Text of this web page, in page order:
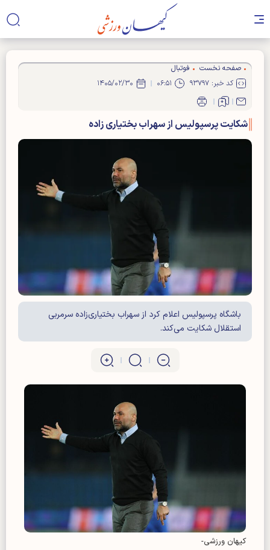
صفحه نخست
فوتبال
کد خبر: ۹۳۷۹۷
۰۶:۵۱ ۱۴۰۵/۰۲/۳۰
شکایت پرسپولیس از سهراب بختیاری زاده
باشگاه پرسپولیس اعلام کرد از سهراب بختیاری‌زاده سرمربی
استقلال شکایت می‌کند.
کیهان ورزشی-